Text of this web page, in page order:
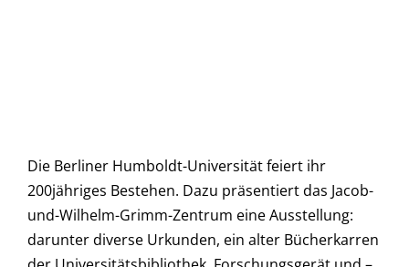
Die Berliner Humboldt-Universität feiert ihr
200jähriges Bestehen. Dazu präsentiert das Jacob-
und-Wilhelm-Grimm-Zentrum eine Ausstellung:
darunter diverse Urkunden, ein alter Bücherkarren